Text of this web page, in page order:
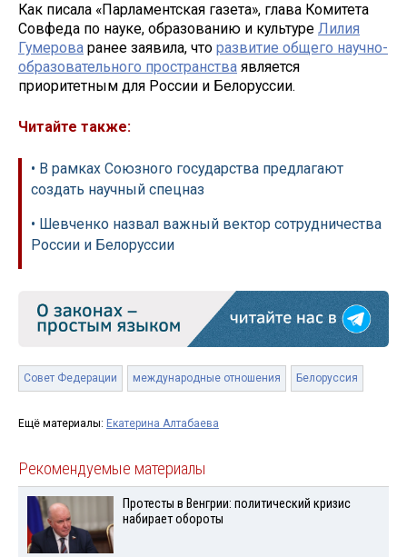
Как писала «Парламентская газета», глава Комитета
Совфеда по науке, образованию и культуре Лилия
Гумерова ранее заявила, что развитие общего научно-
образовательного пространства является
приоритетным для России и Белоруссии.
Читайте также:
• В рамках Союзного государства предлагают
создать научный спецназ
• Шевченко назвал важный вектор сотрудничества
России и Белоруссии
Совет Федерации международные отношения Белоруссия
Ещё материалы: Екатерина Алтабаева
Рекомендуемые материалы
Протесты в Венгрии: политический кризис
набирает обороты